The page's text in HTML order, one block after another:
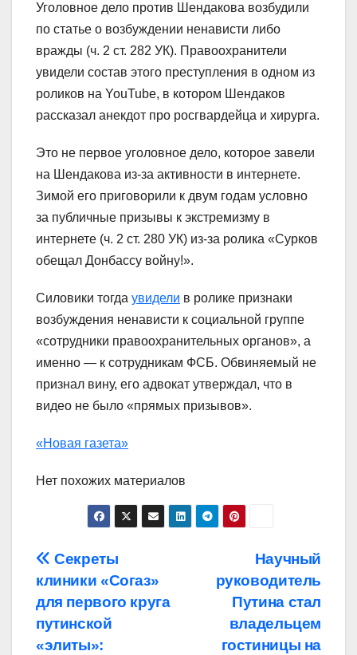
Уголовное дело против Шендакова возбудили
по статье о возбуждении ненависти либо
вражды (ч. 2 ст. 282 УК). Правоохранители
увидели состав этого преступления в одном из
роликов на YouTube, в котором Шендаков
рассказал анекдот про росгвардейца и хирурга.
Это не первое уголовное дело, которое завели
на Шендакова из-за активности в интернете.
Зимой его приговорили к двум годам условно
за публичные призывы к экстремизму в
интернете (ч. 2 ст. 280 УК) из-за ролика «Сурков
обещал Донбассу войну!».
Силовики тогда увидели в ролике признаки
возбуждения ненависти к социальной группе
«сотрудники правоохранительных органов», а
именно — к сотрудникам ФСБ. Обвиняемый не
признал вину, его адвокат утверждал, что в
видео не было «прямых призывов».
«Новая газета»
Нет похожих материалов
Навигация
по
записям
Научный
руководитель
Путина стал
владельцем
гостиницы на
Секреты
клиники «Согаз»
для первого круга
путинской
«элиты»: